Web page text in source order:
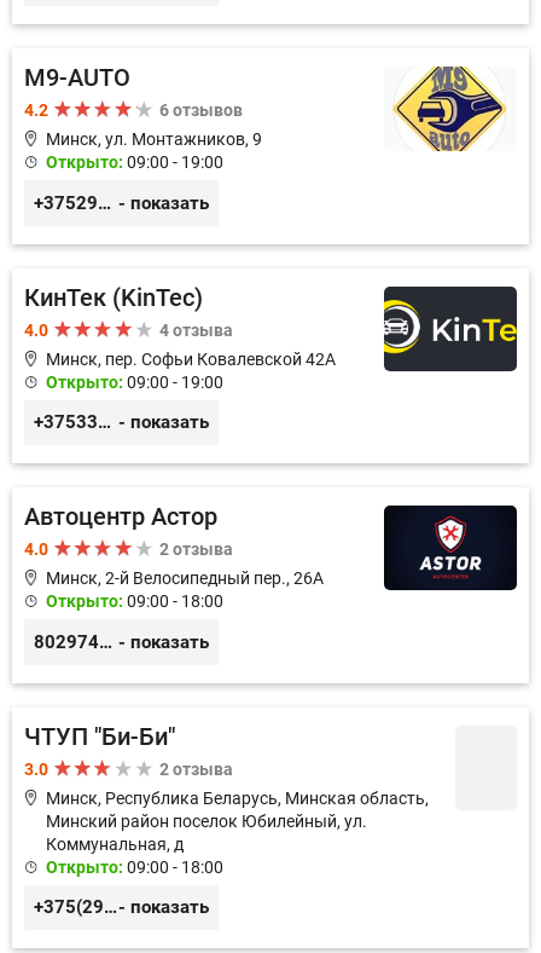
M9-AUTO
4.2
6 отзывов
Минск, ул. Монтажников, 9
Открыто: 09:00 - 19:00
+375299395764 - показать
КинТек (KinTec)
4.0
4 отзыва
Минск, пер. Софьи Ковалевской 42А
Открыто: 09:00 - 19:00
+375333621523 - показать
Автоцентр Астор
4.0
2 отзыва
Минск, 2-й Велосипедный пер., 26А
Открыто: 09:00 - 18:00
80297417788 - показать
ЧТУП "Би-Би"
3.0
2 отзыва
Минск, Республика Беларусь, Минская область,
Минский район поселок Юбилейный, ул.
Коммунальная, д
Открыто: 09:00 - 18:00
+375(29)113-43-43- показать